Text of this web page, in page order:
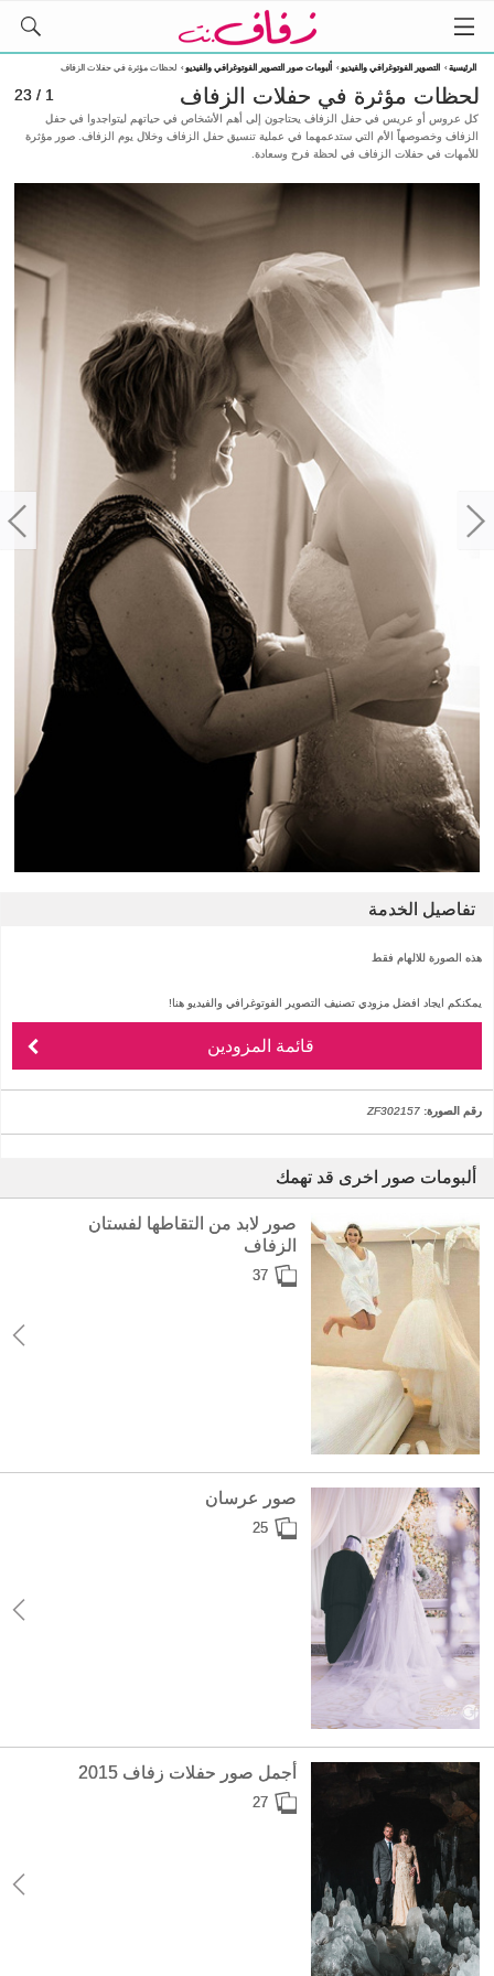
الرئيسية› التصوير الفوتوغرافي والفيديو› ألبومات صور التصوير الفوتوغرافي والفيديو› لحظات مؤثرة في حفلات الزفاف
لحظات مؤثرة في حفلات الزفاف 1 / 23
كل عروس أو عريس في حفل الزفاف يحتاجون إلى أهم الأشخاص في حياتهم ليتواجدوا في حفل
الزفاف وخصوصهاً الأم التي ستدعمهما في عملية تنسيق حفل الزفاف وخلال يوم الزفاف. صور مؤثرة
للأمهات في حفلات الزفاف في لحظة فرح وسعادة.
تفاصيل الخدمة
هذه الصورة للالهام فقط
يمكنكم ايجاد افضل مزودي تصنيف التصوير الفوتوغرافي والفيديو هنا!
قائمة المزودين
رقم الصورة: ZF302157
ألبومات صور اخرى قد تهمك
صور لابد من التقاطها لفستان
الزفاف
37
صور عرسان
25
أجمل صور حفلات زفاف 2015
27